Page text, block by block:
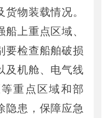
物装载情况。
船上重点区域、
要检查船舶破损
及机舱、电气线
重点区域和部
隐患 ， 保障应急